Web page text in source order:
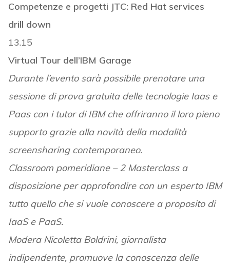
Competenze e progetti JTC: Red Hat services
drill down
13.15
Virtual Tour dell’IBM Garage
Durante l’evento sarà possibile prenotare una
sessione di prova gratuita delle tecnologie Iaas e
Paas con i tutor di IBM che offriranno il loro pieno
supporto grazie alla novità della modalità
screensharing contemporaneo.
Classroom pomeridiane – 2 Masterclass a
disposizione per approfondire con un esperto IBM
tutto quello che si vuole conoscere a proposito di
IaaS e PaaS.
Modera Nicoletta Boldrini, giornalista
indipendente, promuove la conoscenza delle